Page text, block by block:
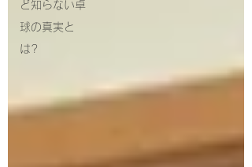
ど知らない卓
球の真実と
は?